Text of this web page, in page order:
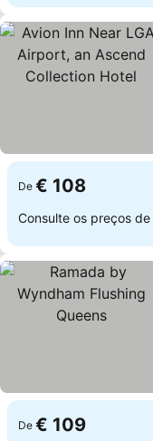
De € 108
Consulte os preços de
De € 109